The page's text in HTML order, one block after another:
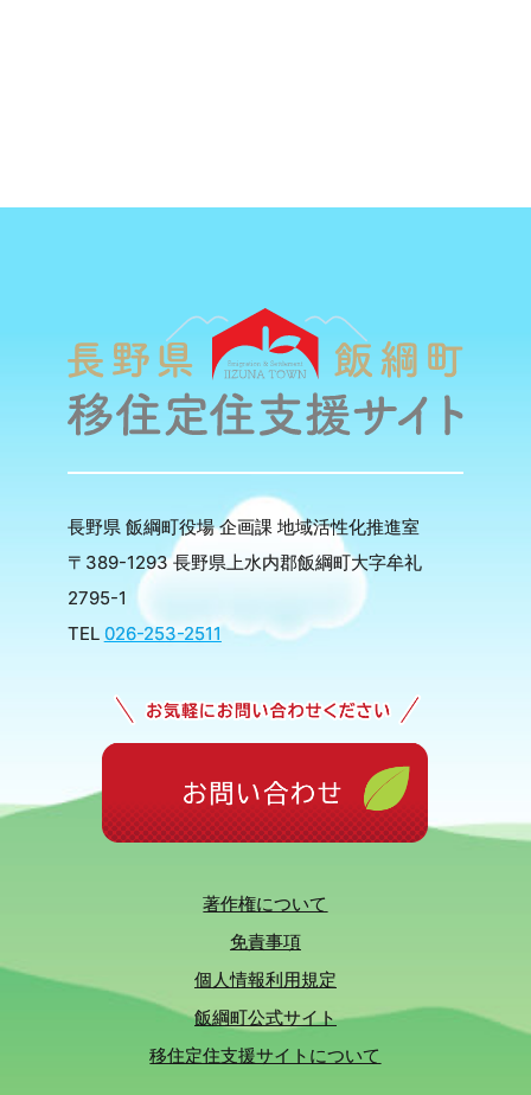
長野県 飯綱町役場 企画課 地域活性化推進室
〒389-1293 長野県上水内郡飯綱町大字牟礼
2795-1
TEL 026-253-2511
著作権について
免責事項
個人情報利用規定
飯綱町公式サイト
移住定住支援サイトについて